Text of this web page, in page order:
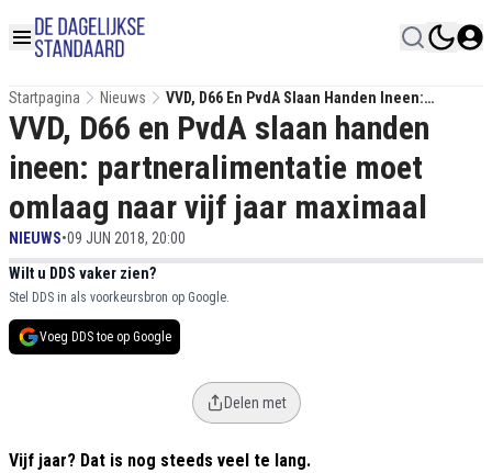
Startpagina Nieuws
VVD, D66 En PvdA Slaan Handen Ineen:
Partneralimentatie Moet Omlaag Naar Vijf Jaar
Maximaal
VVD, D66 en PvdA slaan handen
ineen: partneralimentatie moet
omlaag naar vijf jaar maximaal
NIEUWS•09 JUN 2018, 20:00
Wilt u DDS vaker zien?
Stel DDS in als voorkeursbron op Google.
Voeg DDS toe op Google
Delen met
Vijf jaar? Dat is nog steeds veel te lang.